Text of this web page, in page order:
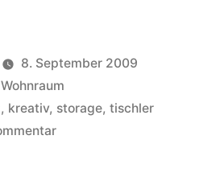
8. September 2009
Wohnraum
, kreativ, storage, tischler
zu